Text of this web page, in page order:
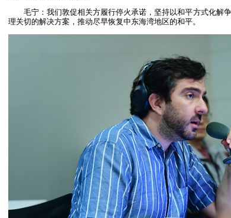
毛宁：我们敦促相关方履行停火承诺，坚持以和平方式化解
理关切的解决方案，推动尽早恢复中东海湾地区的和平。